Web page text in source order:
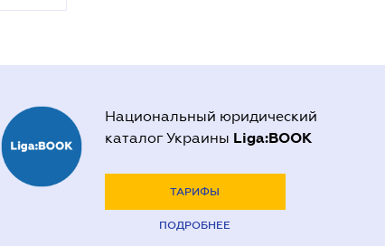
Национальный юридический
каталог Украины Liga:BOOK
ТАРИФЫ
ПОДРОБНЕЕ